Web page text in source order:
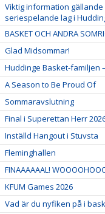
H.A.N.G FLEMINGSBERG
Viktig information
seriespelande lag i
BASKET OCH ANDRA
Glad Midsommar!
Huddinge Basket-familjen
A Season to Be Proud Of
Sommaravslutning
Final i Superettan Herr
Inställd Hangout i Stuvsta
Fleminghallen
FINAAAAAAL!
KFUM Games 2026
Vad är du nyfiken på i